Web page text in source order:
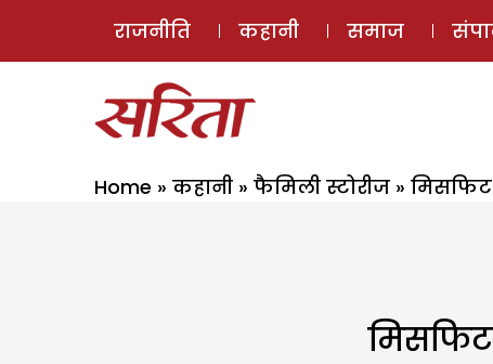
राजनीति कहानी समाज
Home » कहानी » फैमिली स्टोरीज » मिसफिट